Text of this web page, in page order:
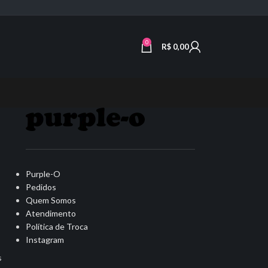
0 R$ 0,00
Purple-O
Pedidos
Quem Somos
Atendimento
Política de Troca
Instagram